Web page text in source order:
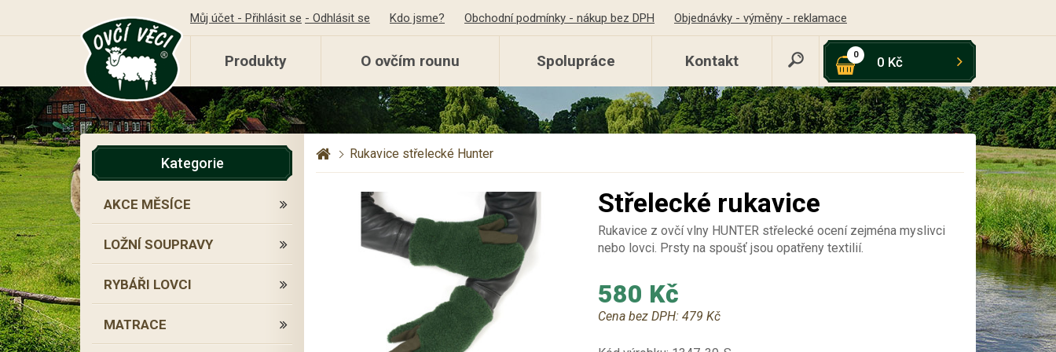
Můj účet - Přihlásit se - Odhlásit se Kdo jsme? Obchodní podmínky - nákup bez DPH Objednávky - výměny - reklamace
Produkty O ovčím rounu Spolupráce Kontakt 0 0 Kč
Kategorie
AKCE MĚSÍCE
LOŽNÍ SOUPRAVY
RYBÁŘI LOVCI
MATRACE
Rukavice střelecké Hunter
Střelecké rukavice
Rukavice z ovčí vlny HUNTER střelecké ocení zejména myslivci
nebo lovci. Prsty na spoušť jsou opatřeny textilií.
580 Kč
Cena bez DPH: 479 Kč